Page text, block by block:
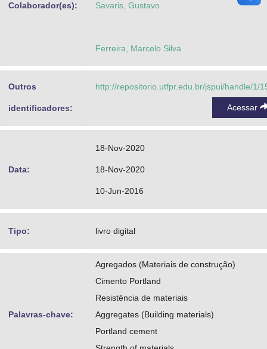
Colaborador(es): Savaris, Gustavo
Ferreira, Marcelo Silva
Outros
identificadores:
http://repositorio.utfpr.edu.br/jspui/handle/1/
Acessar
Data:
18-Nov-2020
18-Nov-2020
10-Jun-2016
Tipo: livro digital
Palavras-chave:
Agregados (Materiais de construção)
Cimento Portland
Resistência de materiais
Aggregates (Building materials)
Portland cement